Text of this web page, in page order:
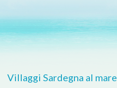
Villaggi Sardegna al mare